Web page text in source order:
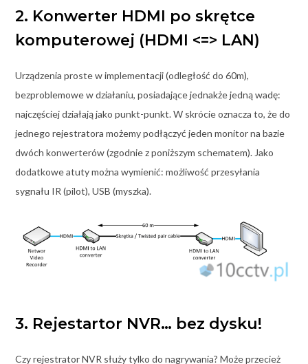
2. Konwerter HDMI po skrętce
komputerowej (HDMI <=> LAN)
Urządzenia proste w implementacji (odległość do 60m),
bezproblemowe w działaniu, posiadające jednakże jedną wadę:
najczęściej działają jako punkt-punkt. W skrócie oznacza to, że do
jednego rejestratora możemy podłączyć jeden monitor na bazie
dwóch konwerterów (zgodnie z poniższym schematem). Jako
dodatkowe atuty można wymienić: możliwość przesyłania
sygnału IR (pilot), USB (myszka).
3. Rejestartor NVR… bez dysku!
Czy rejestrator NVR służy tylko do nagrywania? Może przecież